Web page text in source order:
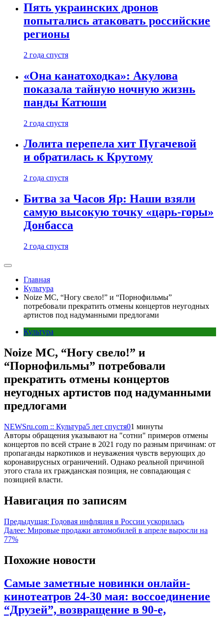
Пять украинских дронов
попытались атаковать российские
регионы
2 года спустя
«Она канатоходка»: Акулова
показала тайную ночную жизнь
панды Катюши
2 года спустя
Лолита перепела хит Пугачевой
и обратилась к Крутому
2 года спустя
Битва за Часов Яр: Наши взяли
самую высокую точку «царь-горы»
Донбасса
2 года спустя
Главная
Культура
Noize MC, “Ногу свело!” и “Порнофильмы”
потребовали прекратить отмены концертов неугодных
артистов под надуманными предлогами
Культура
Noize MC, “Ногу свело!” и
“Порнофильмы” потребовали
прекратить отмены концертов
неугодных артистов под надуманными
предлогами
NEWSru.com :: Культура5 лет спустя01 минуты
Авторы обращения указывают на "сотни" примеров отмены
концертов по всей стране в 2021 году по разным причинам: от
пропаганды наркотиков и неуважения чувств верующих до
коронавирусных ограничений. Однако реальной причиной
этого стала их гражданская позиция, не совпадающая с
позицией власти.
Навигация по записям
Предыдущая: Годовая инфляция в России ускорилась
Далее: Мировые продажи автомобилей в апреле выросли на
77%
Похожие новости
Самые заметные новинки онлайн-
кинотеатров 24-30 мая: воссоединение
“Друзей”, возвращение в 90-е,